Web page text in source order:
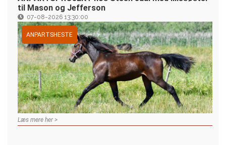
til Mason og Jefferson
07-08-2026 13:30:00
ANPARTSHESTE
Læs mere her >